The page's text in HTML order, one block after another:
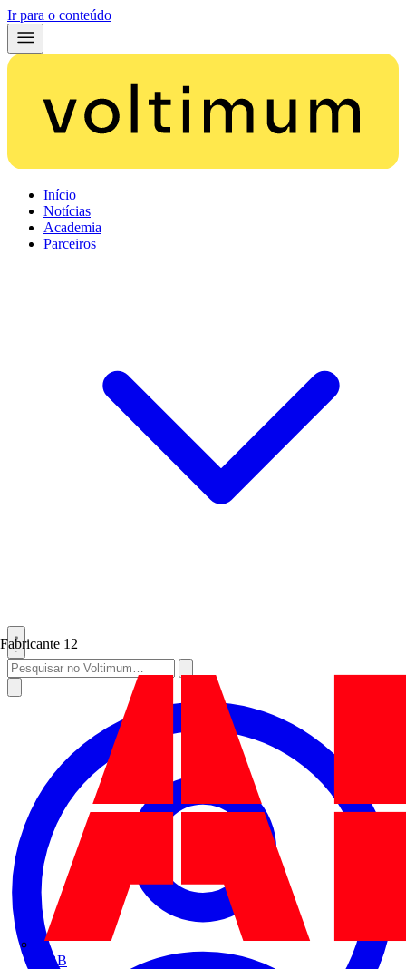
Ir para o conteúdo
Início
Notícias
Academia
Parceiros
Fabricante 12
ABB